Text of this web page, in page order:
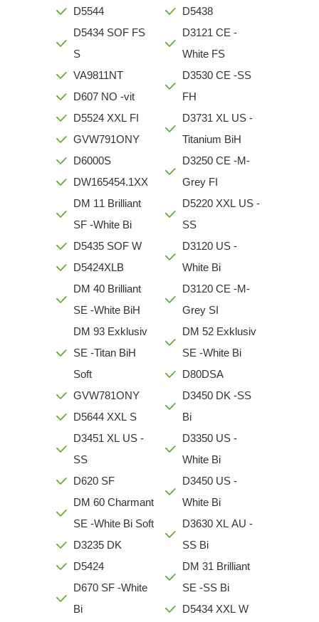
D5544
D5434 SOF FS
S
VA9811NT
D607 NO -vit
D5524 XXL FI
GVW791ONY
D6000S
DW165454.1XX
DM 11 Brilliant
SF -White Bi
D5435 SOF W
D5424XLB
DM 40 Brilliant
SE -White BiH
DM 93 Exklusiv
SE -Titan BiH
Soft
GVW781ONY
D5644 XXL S
D3451 XL US -
SS
D620 SF
DM 60 Charmant
SE -White Bi Soft
D3235 DK
D5424
D670 SF -White
Bi
D5438
D3121 CE -
White FS
D3530 CE -SS
FH
D3731 XL US -
Titanium BiH
D3250 CE -M-
Grey FI
D5220 XXL US -
SS
D3120 US -
White Bi
D3120 CE -M-
Grey SI
DM 52 Exklusiv
SE -White Bi
D80DSA
D3450 DK -SS
Bi
D3350 US -
White Bi
D3450 US -
White Bi
D3630 XL AU -
SS Bi
DM 31 Brilliant
SE -SS Bi
D5434 XXL W